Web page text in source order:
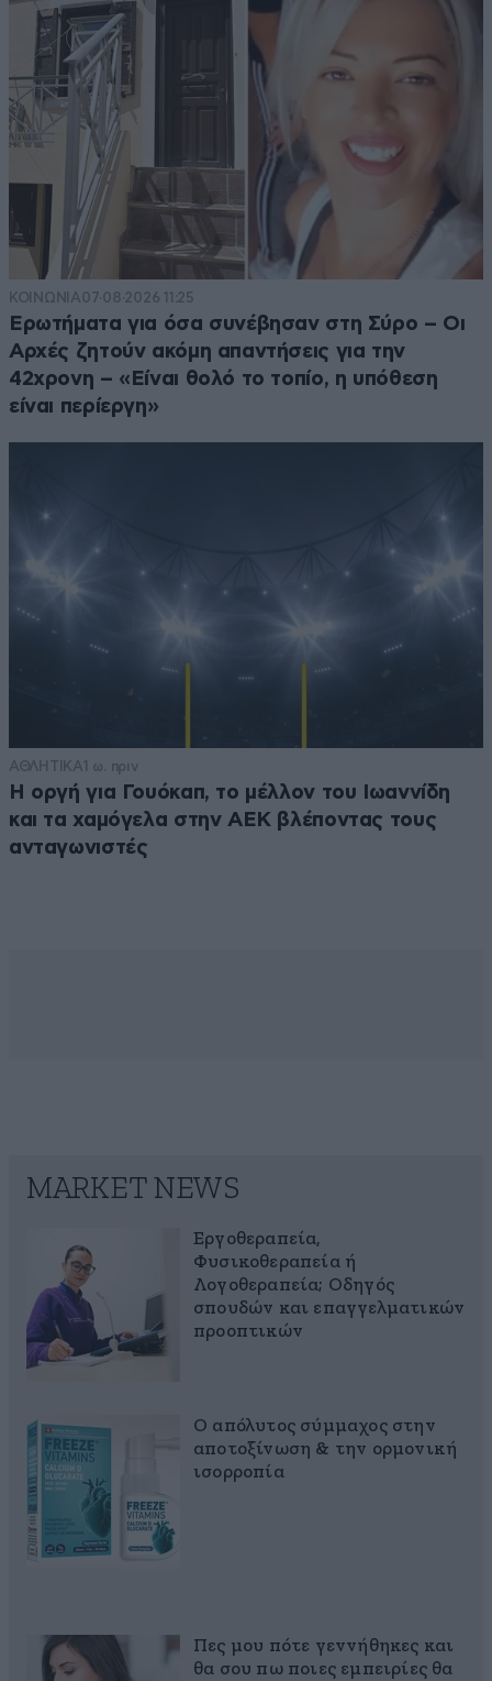
ΚΟΙΝΩΝΙΑ07·08·2026 11:25
Ερωτήματα για όσα συνέβησαν στη Σύρο – Οι
Αρχές ζητούν ακόμη απαντήσεις για την
42χρονη – «Είναι θολό το τοπίο, η υπόθεση
είναι περίεργη»
ΑΘΛΗΤΙΚΑ1 ω. πριν
Η οργή για Γουόκαπ, το μέλλον του Ιωαννίδη
και τα χαμόγελα στην ΑΕΚ βλέποντας τους
ανταγωνιστές
MARKET NEWS
Εργοθεραπεία,
Φυσικοθεραπεία ή
Λογοθεραπεία; Οδηγός
σπουδών και επαγγελματικών
προοπτικών
Ο απόλυτος σύμμαχος στην
αποτοξίνωση & την ορμονική
ισορροπία
Πες μου πότε γεννήθηκες και
θα σου πω ποιες εμπειρίες θα